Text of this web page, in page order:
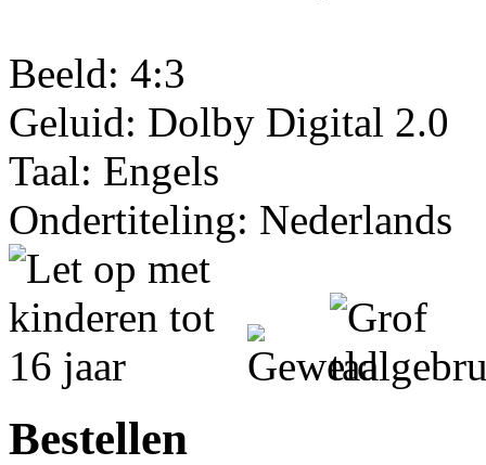
Beeld: 4:3
Geluid: Dolby Digital 2.0
Taal: Engels
Ondertiteling: Nederlands
Bestellen